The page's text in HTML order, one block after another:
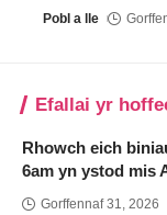
Pobl a lle
Efallai yr
Rhowch eich
6am yn ystod mis
Gorffennaf 31, 2026